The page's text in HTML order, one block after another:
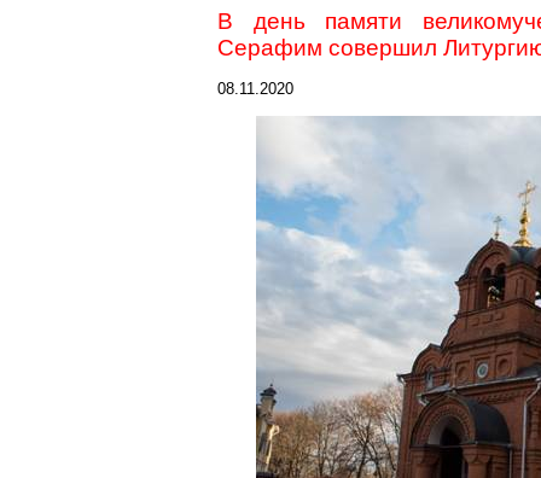
В день памяти
Серафим совершил
08.11.2020